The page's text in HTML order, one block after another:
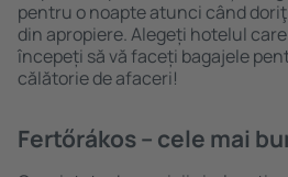
pentru o noapte atunci când
din apropiere. Alegeți hotelul
începeți să vă faceți bagajele
călătorie de afaceri!
Fertőrákos – cele mai